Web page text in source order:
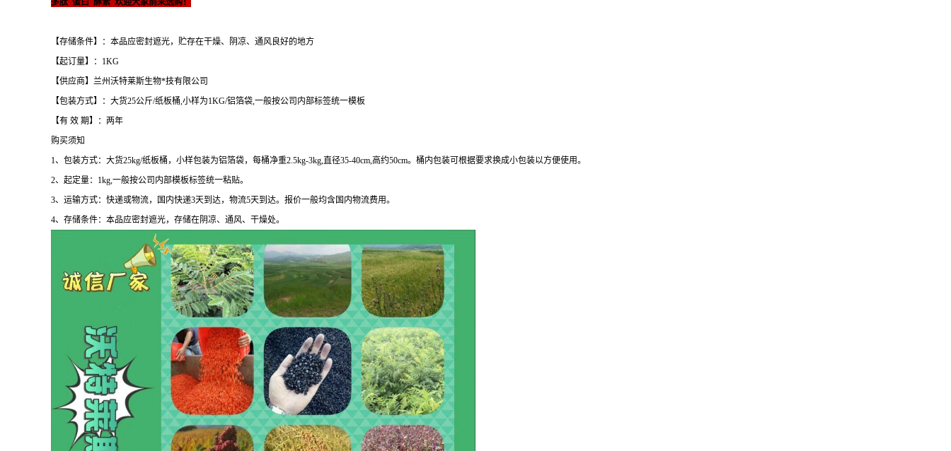
多肽 蛋白 酵素 欢迎大家前来选购！
【存储条件】：本品应密封遮光，贮存在干燥、阴凉、通风良好的地方
【起订量】：1KG
【供应商】兰州沃特莱斯生物*技有限公司
【包装方式】：大货25公斤/纸板桶,小样为1KG/铝箔袋,一般按公司内部标签统一模板
【有 效 期】：两年
购买须知
1、包装方式：大货25kg/纸板桶，小样包装为铝箔袋，每桶净重2.5kg-3kg,直径35-40cm,高约50cm。桶内包装可根据要求换成小包装以方便使用。
2、起定量：1kg,一般按公司内部模板标签统一粘贴。
3、运输方式：快递或物流，国内快递3天到达，物流5天到达。报价一般均含国内物流费用。
4、存储条件：本品应密封遮光，存储在阴凉、通风、干燥处。